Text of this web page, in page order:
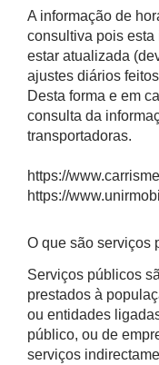
A informação de
consultiva pois esta
estar atualizada
ajustes diários
Desta forma e em
consulta da
transportadoras.
https://
https://
O que são serviços
Serviços públicos
prestados à
ou entidades
público, ou de
serviços